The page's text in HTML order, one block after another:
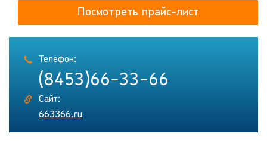
Посмотреть прайс-лист
Телефон:
(8453)66-33-66
Сайт:
663366.ru